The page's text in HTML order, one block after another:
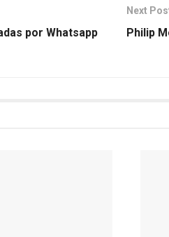
por Whatsapp
Next
Philip